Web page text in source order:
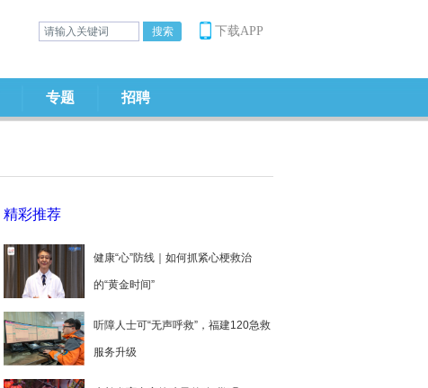
下载APP
专题 招聘
精彩推荐
健康“心”防线｜如何抓紧心梗救治
的“黄金时间”
听障人士可“无声呼救”，福建120急救
服务升级